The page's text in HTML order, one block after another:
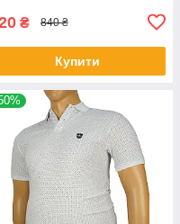
₴ 840 ₴
Купити